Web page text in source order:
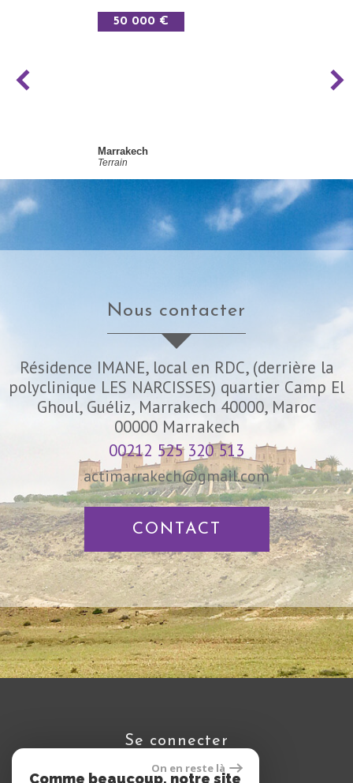
On en reste là
Comme beaucoup, notre site
50 000 €
Marrakech
Terrain
nous contacter
Résidence IMANE, local en RDC, (derrière la
polyclinique LES NARCISSES) quartier Camp El
Ghoul, Guéliz, Marrakech 40000, Maroc
00000 Marrakech
00212 525 320 513
actimarrakech@gmail.com
CONTACT
se connecter